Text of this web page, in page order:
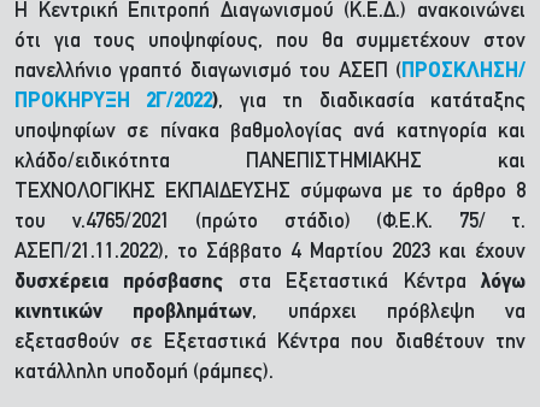
H Κεντρική Επιτροπή Διαγωνισμού (Κ.Ε.Δ.) ανακοινώνει
ότι για τους υποψηφίους, που θα συμμετέχουν στον
πανελλήνιο γραπτό διαγωνισμό του ΑΣΕΠ ( ΠΡΟΣΚΛΗΣΗ/
ΠΡΟΚΗΡΥΞΗ 2Γ/2022), για τη διαδικασία κατάταξης
υποψηφίων σε πίνακα βαθμολογίας ανά κατηγορία και
κλάδο/ειδικότητα ΠΑΝΕΠΙΣΤΗΜΙΑΚΗΣ και
ΤΕΧΝΟΛΟΓΙΚΗΣ ΕΚΠΑΙΔΕΥΣΗΣ σύμφωνα με το άρθρο 8
του ν.4765/2021 (πρώτο στάδιο) (Φ.Ε.Κ. 75/ τ.
ΑΣΕΠ/21.11.2022), το Σάββατο 4 Μαρτίου 2023 και έχουν
δυσχέρεια πρόσβασης στα Εξεταστικά Κέντραλόγω
κινητικών προβλημάτων, υπάρχει πρόβλεψη να
εξετασθούν σε Εξεταστικά Κέντρα που διαθέτουν την
κατάλληλη υποδομή (ράμπες).